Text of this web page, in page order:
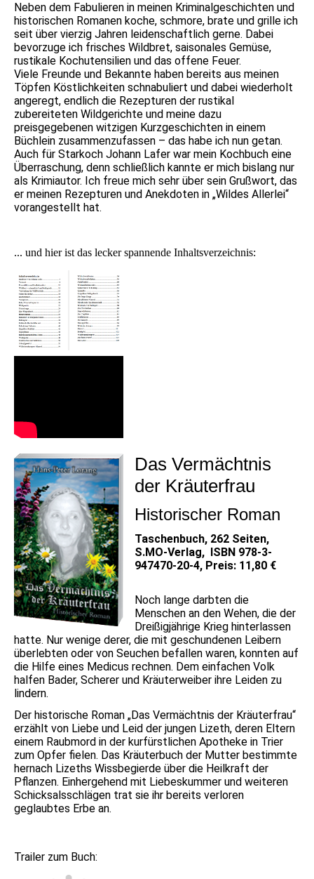
Neben dem Fabulieren in meinen Kriminalgeschichten und
historischen Romanen koche, schmore, brate und grille ich
seit über vierzig Jahren leidenschaftlich gerne. Dabei
bevorzuge ich frisches Wildbret, saisonales Gemüse,
rustikale Kochutensilien und das offene Feuer.
Viele Freunde und Bekannte haben bereits aus meinen
Töpfen Köstlichkeiten schnabuliert und dabei wiederholt
angeregt, endlich die Rezepturen der rustikal
zubereiteten Wildgerichte und meine dazu
preisgegebenen witzigen Kurzgeschichten in einem
Büchlein zusammenzufassen – das habe ich nun getan.
Auch für Starkoch Johann Lafer war mein Kochbuch eine
Überraschung, denn schließlich kannte er mich bislang nur
als Krimiautor. Ich freue mich sehr über sein Grußwort, das
er meinen Rezepturen und Anekdoten in „Wildes Allerlei“
vorangestellt hat.
... und hier ist das lecker spannende Inhaltsverzeichnis:
Das Vermächtnis
der Kräuterfrau
Historischer Roman
Taschenbuch, 262 Seiten,
S.MO-Verlag, ISBN 978-3-
947470-20-4, Preis: 11,80 €
Noch lange darbten die
Menschen an den Wehen, die der
Dreißigjährige Krieg hinterlassen
hatte. Nur wenige derer, die mit geschundenen Leibern
überlebten oder von Seuchen befallen waren, konnten auf
die Hilfe eines Medicus rechnen. Dem einfachen Volk
halfen Bader, Scherer und Kräuterweiber ihre Leiden zu
lindern.
Der historische Roman „Das Vermächtnis der Kräuterfrau“
erzählt von Liebe und Leid der jungen Lizeth, deren Eltern
einem Raubmord in der kurfürstlichen Apotheke in Trier
zum Opfer fielen. Das Kräuterbuch der Mutter bestimmte
hernach Lizeths Wissbegierde über die Heilkraft der
Pflanzen. Einhergehend mit Liebeskummer und weiteren
Schicksalsschlägen trat sie ihr bereits verloren
geglaubtes Erbe an.
Trailer zum Buch: